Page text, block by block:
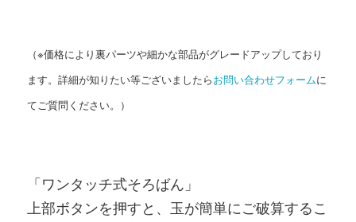
（※価格により裏パーツや細かな部品がグレードアップしており
ます。詳細が知りたい等ございましたらお問い合わせフォームに
てご質問ください。）
「ワンタッチ式そろばん」
上部ボタンを押すと、玉が簡単にご破算するこ